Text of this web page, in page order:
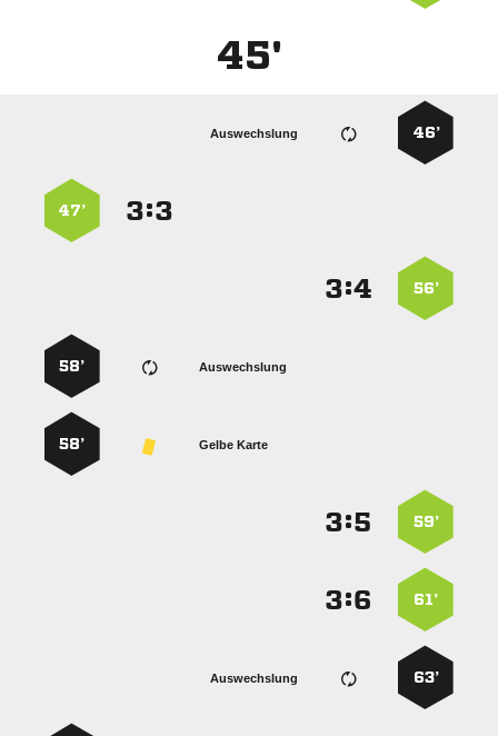
45'
46’
Auswechslung
:
47’
56’
:
Auswechslung
58’
Gelbe Karte
58’
59’
:
61’
:
63’
Auswechslung